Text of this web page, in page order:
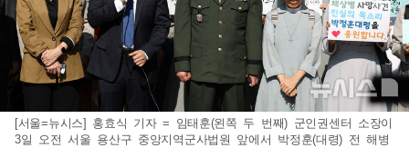
[서울=뉴시스] 홍효식 기자 = 임태훈(왼쪽 두 번째) 군인권센터 소장이
3일 오전 서울 용산구 중앙지역군사법원 앞에서 박정훈(대령) 전 해병